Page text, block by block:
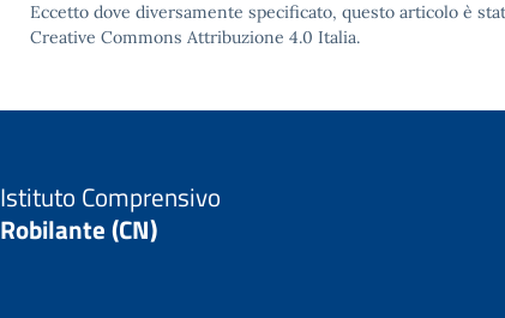
Eccetto dove diversamente specificato, questo articolo è
Creative Commons Attribuzione 4.0 Italia.
Istituto Comprensivo
Robilante (CN)